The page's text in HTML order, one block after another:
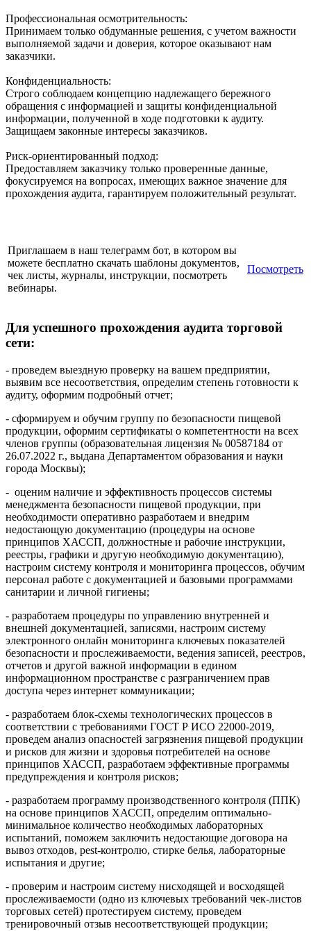
Профессиональная осмотрительность:
Принимаем только обдуманные решения, с учетом важности
выполняемой задачи и доверия, которое оказывают нам
заказчики.
Конфиденциальность:
Строго соблюдаем концепцию надлежащего бережного
обращения с информацией и защиты конфиденциальной
информации, полученной в ходе подготовки к аудиту.
Защищаем законные интересы заказчиков.
Риск-ориентированный подход:
Предоставляем заказчику только проверенные данные,
фокусируемся на вопросах, имеющих важное значение для
прохождения аудита, гарантируем положительный результат.
Приглашаем в наш телеграмм бот, в котором вы
можете бесплатно скачать шаблоны документов,
чек листы, журналы, инструкции, посмотреть
вебинары.
Посмотреть
Для успешного прохождения аудита торговой
сети:
- проведем выездную проверку на вашем предприятии,
выявим все несоответствия, определим степень готовности к
аудиту, оформим подробный отчет;
- сформируем и обучим группу по безопасности пищевой
продукции, оформим сертификаты о компетентности на всех
членов группы (образовательная лицензия № 00587184 от
26.07.2022 г., выдана Департаментом образования и науки
города Москвы);
- оценим наличие и эффективность процессов системы
менеджмента безопасности пищевой продукции, при
необходимости оперативно разработаем и внедрим
недостающую документацию (процедуры на основе
принципов ХАССП, должностные и рабочие инструкции,
реестры, графики и другую необходимую документацию),
настроим систему контроля и мониторинга процессов, обучим
персонал работе с документацией и базовыми программами
санитарии и личной гигиены;
- разработаем процедуры по управлению внутренней и
внешней документацией, записями, настроим систему
электронного онлайн мониторинга ключевых показателей
безопасности и прослеживаемости, ведения записей, реестров,
отчетов и другой важной информации в едином
информационном пространстве с разграничением прав
доступа через интернет коммуникации;
- разработаем блок-схемы технологических процессов в
соответствии с требованиями ГОСТ Р ИСО 22000-2019,
проведем анализ опасностей загрязнения пищевой продукции
и рисков для жизни и здоровья потребителей на основе
принципов ХАССП, разработаем эффективные программы
предупреждения и контроля рисков;
- разработаем программу производственного контроля (ППК)
на основе принципов ХАССП, определим оптимально-
минимальное количество необходимых лабораторных
испытаний, поможем заключить недостающие договора на
вывоз отходов, pest-контролю, стирке белья, лабораторные
испытания и другие;
- проверим и настроим систему нисходящей и восходящей
прослеживаемости (одно из ключевых требований чек-листов
торговых сетей) протестируем систему, проведем
тренировочный отзыв несоответствующей продукции;